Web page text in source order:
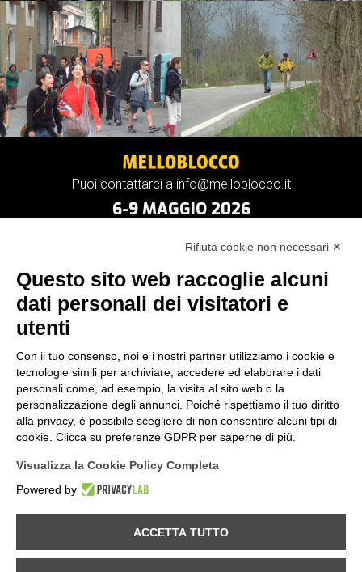
Puoi contattarci a info@melloblocco.it
6-9 MAGGIO 2026
Comune di Val Masino
Rifiuta cookie non necessari ✕
Questo sito web raccoglie alcuni
dati personali dei visitatori e
utenti
Con il tuo consenso, noi e i nostri partner utilizziamo i cookie e
tecnologie simili per archiviare, accedere ed elaborare i dati
personali come, ad esempio, la visita al sito web o la
personalizzazione degli annunci. Poiché rispettiamo il tuo diritto
alla privacy, è possibile scegliere di non consentire alcuni tipi di
cookie. Clicca su preferenze GDPR per saperne di più.
Visualizza la Cookie Policy Completa
Powered by
ACCETTA TUTTO